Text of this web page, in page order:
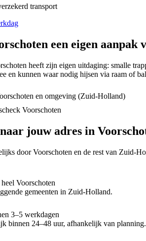
transport
een eigen aanpak
heeft zijn eigen uitdaging: smalle
en kunnen waar nodig hijsen via raam of
en omgeving (Zuid-Holland)
Voorschoten
jouw adres in
doorVoorschoten en de rest van Zuid-
Voorschoten
gemeenten in Zuid-Holland.
3–5 werkdagen
binnen 24–48 uur, afhankelijk van planning.